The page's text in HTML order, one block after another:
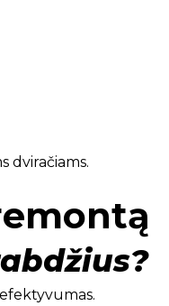
dviračiams.